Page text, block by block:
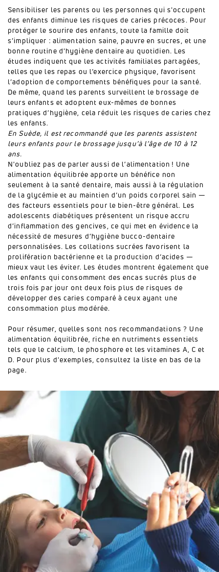
Sensibiliser les parents ou les personnes qui s'occupent
des enfants diminue les risques de caries précoces. Pour
protéger le sourire des enfants, toute la famille doit
s’impliquer : alimentation saine, pauvre en sucres, et une
bonne routine d'hygiène dentaire au quotidien. Les
études indiquent que les activités familiales partagées,
telles que les repas ou l’exercice physique, favorisent
l’adoption de comportements bénéfiques pour la santé.
De même, quand les parents surveillent le brossage de
leurs enfants et adoptent eux-mêmes de bonnes
pratiques d’hygiène, cela réduit les risques de caries chez
les enfants.
En Suède, il est recommandé que les parents assistent
leurs enfants pour le brossage jusqu’à l’âge de 10 à 12
ans.
N'oubliez pas de parler aussi de l’alimentation ! Une
alimentation équilibrée apporte un bénéfice non
seulement à la santé dentaire, mais aussi à la régulation
de la glycémie et au maintien d’un poids corporel sain —
des facteurs essentiels pour le bien-être général. Les
adolescents diabétiques présentent un risque accru
d’inflammation des gencives, ce qui met en évidence la
nécessité de mesures d’hygiène bucco-dentaire
personnalisées. Les collations sucrées favorisent la
prolifération bactérienne et la production d’acides —
mieux vaut les éviter. Les études montrent également que
les enfants qui consomment des encas sucrés plus de
trois fois par jour ont deux fois plus de risques de
développer des caries comparé à ceux ayant une
consommation plus modérée.
Pour résumer, quelles sont nos recommandations ? Une
alimentation équilibrée, riche en nutriments essentiels
tels que le calcium, le phosphore et les vitamines A, C et
D. Pour plus d'exemples, consultez la liste en bas de la
page.